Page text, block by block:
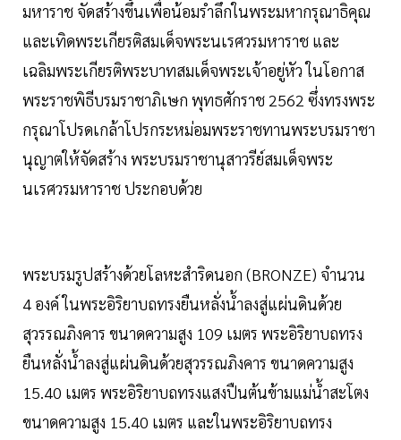
มหาราช จัดสร้างขึ้นเพื่อน้อมรำลึกในพระมหากรุณาธิคุณ
และเทิดพระเกียรติสมเด็จพระนเรศวรมหาราช และ
เฉลิมพระเกียรติพระบาทสมเด็จพระเจ้าอยู่หัว ในโอกาส
พระราชพิธีบรมราชาภิเษก พุทธศักราช 2562 ซึ่งทรงพระ
กรุณาโปรดเกล้าโปรกระหม่อมพระราชทานพระบรมราชา
นุญาตให้จัดสร้าง พระบรมราชานุสาวรีย์สมเด็จพระ
นเรศวรมหาราช ประกอบด้วย
พระบรมรูปสร้างด้วยโลหะสำริดนอก (BRONZE) จำนวน
4 องค์ ในพระอิริยาบถทรงยืนหลั่งน้ำลงสู่แผ่นดินด้วย
สุวรรณภิงคาร ขนาดความสูง 109 เมตร พระอิริยาบถทรง
ยืนหลั่งน้ำลงสู่แผ่นดินด้วยสุวรรณภิงคาร ขนาดความสูง
15.40 เมตร พระอิริยาบถทรงแสงปืนต้นข้ามแม่น้ำสะโตง
ขนาดความสูง 15.40 เมตร และในพระอิริยาบถทรง